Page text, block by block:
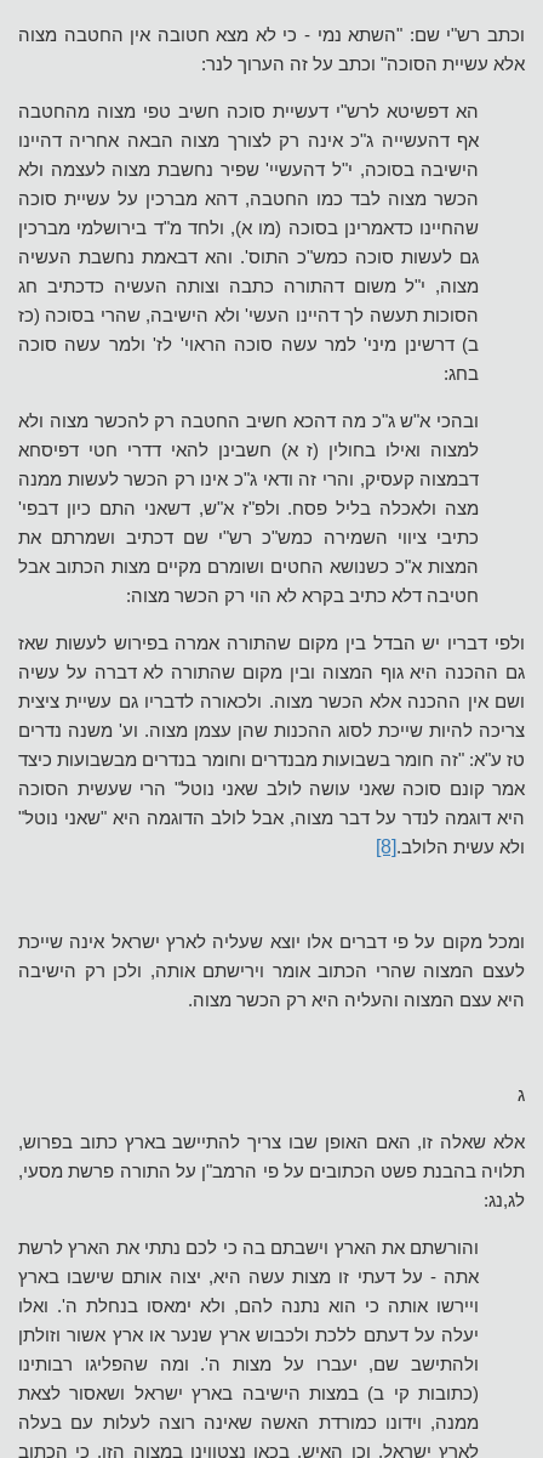
וכתב רש"י שם: "השתא נמי - כי לא מצא חטובה אין החטבה מצוה
אלא עשיית הסוכה" וכתב על זה הערוך לנר:
הא דפשיטא לרש"י דעשיית סוכה חשיב טפי מצוה מהחטבה
אף דהעשייה ג"כ אינה רק לצורך מצוה הבאה אחריה דהיינו
הישיבה בסוכה, י"ל דהעשיי' שפיר נחשבת מצוה לעצמה ולא
הכשר מצוה לבד כמו החטבה, דהא מברכין על עשיית סוכה
שהחיינו כדאמרינן בסוכה (מו א), ולחד מ"ד בירושלמי מברכין
גם לעשות סוכה כמש"כ התוס'. והא דבאמת נחשבת העשיה
מצוה, י"ל משום דהתורה כתבה וצותה העשיה כדכתיב חג
הסוכות תעשה לך דהיינו העשי' ולא הישיבה, שהרי בסוכה (כז
ב) דרשינן מיני' למר עשה סוכה הראוי' לז' ולמר עשה סוכה
בחג:
ובהכי א"ש ג"כ מה דהכא חשיב החטבה רק להכשר מצוה ולא
למצוה ואילו בחולין (ז א) חשבינן להאי דדרי חטי דפיסחא
דבמצוה קעסיק, והרי זה ודאי ג"כ אינו רק הכשר לעשות ממנה
מצה ולאכלה בליל פסח. ולפ"ז א"ש, דשאני התם כיון דבפי'
כתיבי ציווי השמירה כמש"כ רש"י שם דכתיב ושמרתם את
המצות א"כ כשנושא החטים ושומרם מקיים מצות הכתוב אבל
חטיבה דלא כתיב בקרא לא הוי רק הכשר מצוה:
ולפי דבריו יש הבדל בין מקום שהתורה אמרה בפירוש לעשות שאז
גם ההכנה היא גוף המצוה ובין מקום שהתורה לא דברה על עשיה
ושם אין ההכנה אלא הכשר מצוה. ולכאורה לדבריו גם עשיית ציצית
צריכה להיות שייכת לסוג ההכנות שהן עצמן מצוה. וע' משנה נדרים
טז ע"א: "זה חומר בשבועות מבנדרים וחומר בנדרים מבשבועות כיצד
אמר קונם סוכה שאני עושה לולב שאני נוטל" הרי שעשית הסוכה
היא דוגמה לנדר על דבר מצוה, אבל לולב הדוגמה היא "שאני נוטל"
ולא עשית הלולב.[8]
ומכל מקום על פי דברים אלו יוצא שעליה לארץ ישראל אינה שייכת
לעצם המצוה שהרי הכתוב אומר וירישתם אותה, ולכן רק הישיבה
היא עצם המצוה והעליה היא רק הכשר מצוה.
ג
אלא שאלה זו, האם האופן שבו צריך להתיישב בארץ כתוב בפרוש,
תלויה בהבנת פשט הכתובים על פי הרמב"ן על התורה פרשת מסעי,
לג,נג:
והורשתם את הארץ וישבתם בה כי לכם נתתי את הארץ לרשת
אתה - על דעתי זו מצות עשה היא, יצוה אותם שישבו בארץ
ויירשו אותה כי הוא נתנה להם, ולא ימאסו בנחלת ה'. ואלו
יעלה על דעתם ללכת ולכבוש ארץ שנער או ארץ אשור וזולתן
ולהתישב שם, יעברו על מצות ה'. ומה שהפליגו רבותינו
(כתובות קי ב) במצות הישיבה בארץ ישראל ושאסור לצאת
ממנה, וידונו כמורדת האשה שאינה רוצה לעלות עם בעלה
לארץ ישראל, וכן האיש, בכאן נצטווינו במצוה הזו, כי הכתוב